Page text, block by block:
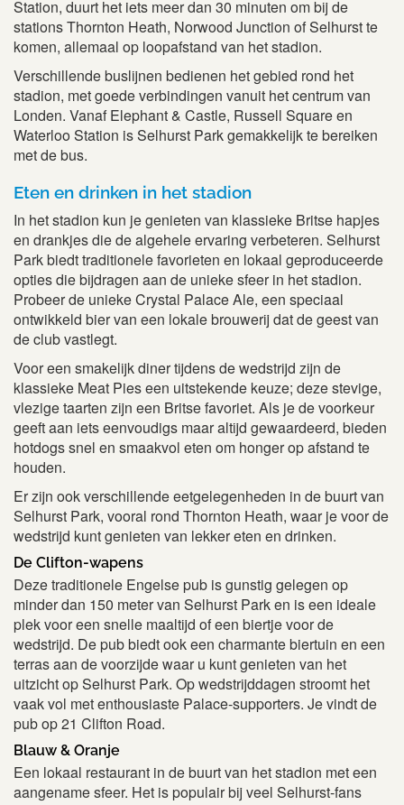
Station, duurt het iets meer dan 30 minuten om bij de
stations Thornton Heath, Norwood Junction of Selhurst te
komen, allemaal op loopafstand van het stadion.
Verschillende buslijnen bedienen het gebied rond het
stadion, met goede verbindingen vanuit het centrum van
Londen. Vanaf Elephant & Castle, Russell Square en
Waterloo Station is Selhurst Park gemakkelijk te bereiken
met de bus.
Eten en drinken in het stadion
In het stadion kun je genieten van klassieke Britse hapjes
en drankjes die de algehele ervaring verbeteren. Selhurst
Park biedt traditionele favorieten en lokaal geproduceerde
opties die bijdragen aan de unieke sfeer in het stadion.
Probeer de unieke Crystal Palace Ale, een speciaal
ontwikkeld bier van een lokale brouwerij dat de geest van
de club vastlegt.
Voor een smakelijk diner tijdens de wedstrijd zijn de
klassieke Meat Pies een uitstekende keuze; deze stevige,
vlezige taarten zijn een Britse favoriet. Als je de voorkeur
geeft aan iets eenvoudigs maar altijd gewaardeerd, bieden
hotdogs snel en smaakvol eten om honger op afstand te
houden.
Er zijn ook verschillende eetgelegenheden in de buurt van
Selhurst Park, vooral rond Thornton Heath, waar je voor de
wedstrijd kunt genieten van lekker eten en drinken.
De Clifton-wapens
Deze traditionele Engelse pub is gunstig gelegen op
minder dan 150 meter van Selhurst Park en is een ideale
plek voor een snelle maaltijd of een biertje voor de
wedstrijd. De pub biedt ook een charmante biertuin en een
terras aan de voorzijde waar u kunt genieten van het
uitzicht op Selhurst Park. Op wedstrijddagen stroomt het
vaak vol met enthousiaste Palace-supporters. Je vindt de
pub op 21 Clifton Road.
Blauw & Oranje
Een lokaal restaurant in de buurt van het stadion met een
aangename sfeer. Het is populair bij veel Selhurst-fans